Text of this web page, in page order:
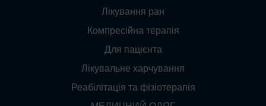
Лікування ран
Компресійна терапія
Для пацієнта
Лікувальне харчування
Реабілітація та фізіотерапія